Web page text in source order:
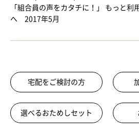
「組合員の声をカタチに！」 もっと利
へ 2017年5月
宅配をご検討の方
選べるおためしセット